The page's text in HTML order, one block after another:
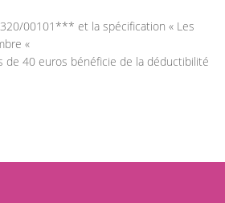
00101*** et la spécification « Les
«
de 40 euros bénéficie de la déductibilité